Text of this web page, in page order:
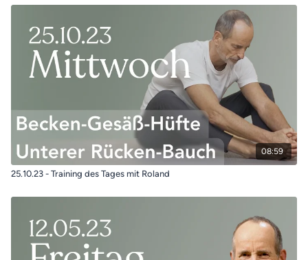
08:59
25.10.23 - Training des Tages mit Roland